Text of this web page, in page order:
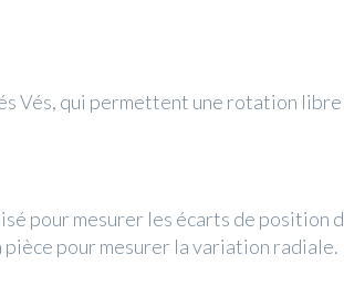
Vés, qui permettent une rotation
pour mesurer les écarts de position
pour mesurer la variation radiale.